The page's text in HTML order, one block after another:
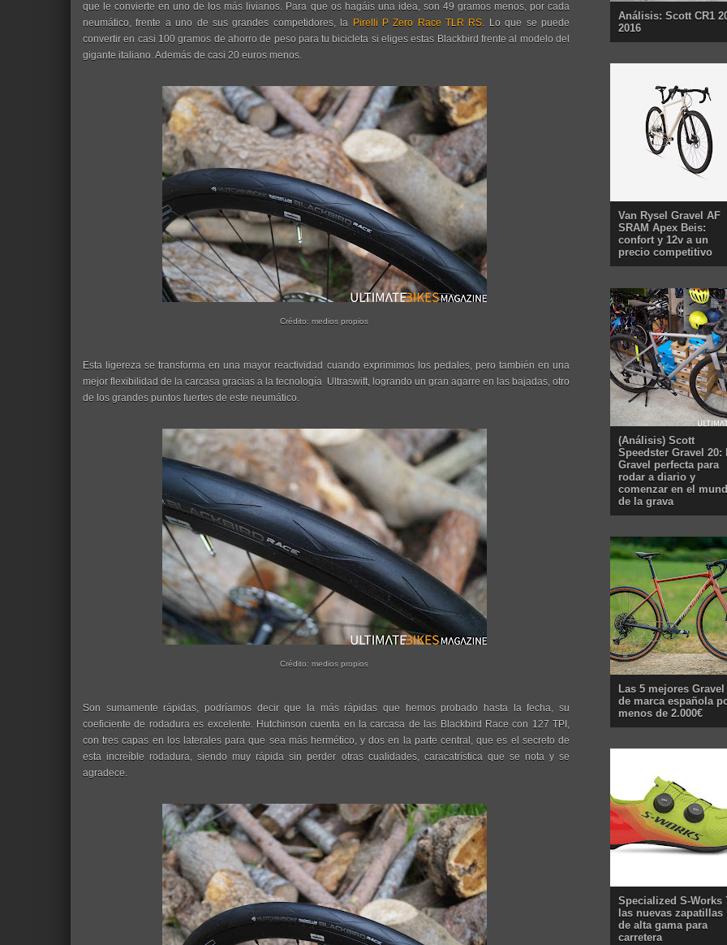
que le convierte en uno de los más livianos. Para que os hagáis una idea, son 49 gramos menos, por cada
neumático, frente a uno de sus grandes competidores, la Pirelli P Zero Race TLR RS. Lo que se puede
convertir en casi 100 gramos de ahorro de peso para tu bicicleta si eliges estas Blackbird frente al modelo del
gigante italiano. Además de casi 20 euros menos.
Crédito: medios propios
Esta ligereza se transforma en una mayor reactividad cuando exprimimos los pedales, pero también en una
mejor flexibilidad de la carcasa gracias a la tecnología Ultraswift, logrando un gran agarre en las bajadas, otro
de los grandes puntos fuertes de este neumático.
Crédito: medios propios
Son sumamente rápidas, podríamos decir que la más rápidas que hemos probado hasta la fecha, su
coeficiente de rodadura es excelente. Hutchinson cuenta en la carcasa de las Blackbird Race con 127 TPI,
con tres capas en los laterales para que sea más hermético, y dos en la parte central, que es el secreto de
esta increíble rodadura, siendo muy rápida sin perder otras cualidades, caracatrística que se nota y se
agradece.
Análisis: Scott CR1
2016
Van Rysel Gravel AF
SRAM Apex Beis:
confort y 12v a un
precio competitivo
(Análisis) Scott
Speedster Gravel 20:
Gravel perfecta para
rodar a diario y
comenzar en el
de la grava
Las 5 mejores Gravel
de marca española
menos de 2.000€
Specialized S-Works
las nuevas zapatillas
de alta gama para
carretera